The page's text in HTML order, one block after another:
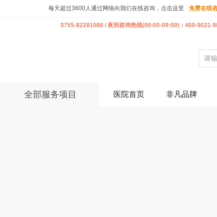
每天超过3600人通过网络向我们在线咨询，点击这里 免费在线
0755-82281088 / 夜间咨询热线(00:00-09:00)：400-9021-
全部服务项目 医院首页 非凡品牌